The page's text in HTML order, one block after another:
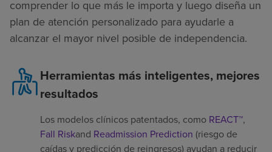
comprender lo que más le importa y luego diseña un
plan de atención personalizado para ayudarle a
alcanzar el mayor nivel posible de independencia.
Herramientas más inteligentes, mejores
resultados
Los modelos clínicos patentados, como REACT™,
Fall Riskand Readmission Prediction (riesgo de
caídas y predicción de reingresos) ayudan a reducir